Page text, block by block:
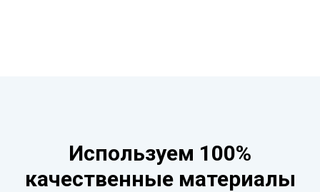
Используем 100%
качественные материалы